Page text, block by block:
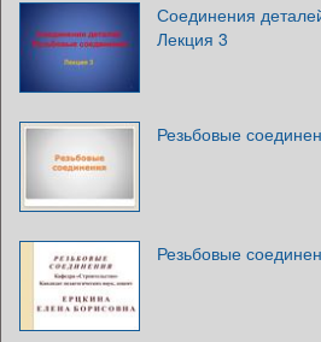
Соединения
Лекция 3
Резьбовые
Резьбовые